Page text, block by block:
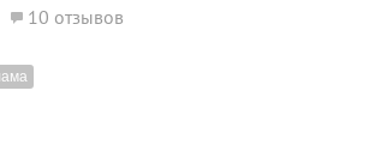
10 отзывов